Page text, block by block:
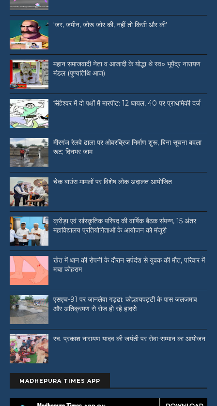
‘जर, जमीन, जोरू जोर की, नहीं तो किसी और की’
महान समाजवादी नेता व आजादी के योद्धा थे स्व० भूपेंद्र नारायण
मंडल (पुण्यतिथि आज)
सिंहेश्वर में दो पक्षों में मारपीट: 12 घायल, 40 पर प्राथमिकी दर्ज
मीरगंज रेलवे ढाला पर ओवरब्रिज निर्माण शुरू, बिना सूचना बदला
रूट; दिनभर जाम
चेक बाउंस मामलों पर विशेष लोक अदालत आयोजित
क्रीड़ा एवं सांस्कृतिक परिषद की वार्षिक बैठक संपन्न, 15 अंतर
महाविद्यालय प्रतियोगिताओं के आयोजन को मंजूरी
खेत में धान की रोपनी के दौरान सर्पदंश से युवक की मौत, परिवार में
मचा कोहराम
एसएच-91 पर जानलेवा गड्ढा: कोल्हायपट्टी के पास जलजमाव
और अतिक्रमण से रोज हो रहे हादसे
स्व. प्रकाश नारायण यादव की जयंती पर सेवा-सम्मान का आयोजन
MADHEPURA TIMES APP